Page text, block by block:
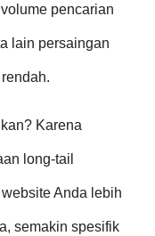
pencarian
lain persaingan
Karena
long-tail
Anda lebih
semakin spesifik